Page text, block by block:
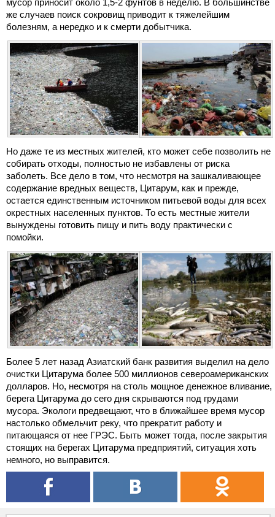
же случаев поиск сокровищ приводит к тяжелейшим
болезням, а нередко и к смерти добытчика.
Но даже те из местных жителей, кто может себе позволить не
собирать отходы, полностью не избавлены от риска
заболеть. Все дело в том, что несмотря на зашкаливающее
содержание вредных веществ, Цитарум, как и прежде,
остается единственным источником питьевой воды для всех
окрестных населенных пунктов. То есть местные жители
вынуждены готовить пищу и пить воду практически с
помойки.
Более 5 лет назад Азиатский банк развития выделил на дело
очистки Цитарума более 500 миллионов североамериканских
долларов. Но, несмотря на столь мощное денежное вливание,
берега Цитарума до сего дня скрываются под грудами
мусора. Экологи предвещают, что в ближайшее время мусор
настолько обмельчит реку, что прекратит работу и
питающаяся от нее ГРЭС. Быть может тогда, после закрытия
стоящих на берегах Цитарума предприятий, ситуация хоть
немного, но выправится.